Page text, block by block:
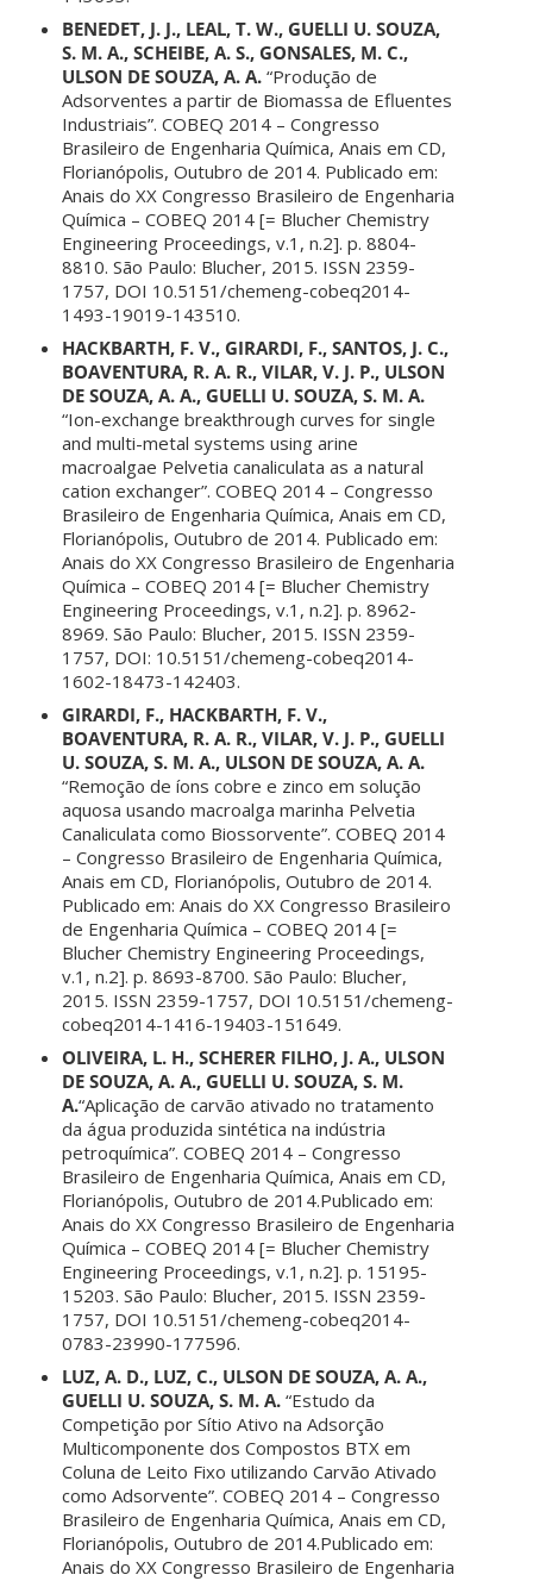
BENEDET, J. J., LEAL, T. W., GUELLI U. SOUZA,
S. M. A., SCHEIBE, A. S., GONSALES, M. C.,
ULSON DE SOUZA, A. A. “Produção de
Adsorventes a partir de Biomassa de Efluentes
Industriais”. COBEQ 2014 – Congresso
Brasileiro de Engenharia Química, Anais em CD,
Florianópolis, Outubro de 2014. Publicado em:
Anais do XX Congresso Brasileiro de Engenharia
Química – COBEQ 2014 [= Blucher Chemistry
Engineering Proceedings, v.1, n.2]. p. 8804-
8810. São Paulo: Blucher, 2015. ISSN 2359-
1757, DOI 10.5151/chemeng-cobeq2014-
1493-19019-143510.
HACKBARTH, F. V., GIRARDI, F., SANTOS, J. C.,
BOAVENTURA, R. A. R., VILAR, V. J. P., ULSON
DE SOUZA, A. A., GUELLI U. SOUZA, S. M. A.
“Ion-exchange breakthrough curves for single
and multi-metal systems using arine
macroalgae Pelvetia canaliculata as a natural
cation exchanger”. COBEQ 2014 – Congresso
Brasileiro de Engenharia Química, Anais em CD,
Florianópolis, Outubro de 2014. Publicado em:
Anais do XX Congresso Brasileiro de Engenharia
Química – COBEQ 2014 [= Blucher Chemistry
Engineering Proceedings, v.1, n.2]. p. 8962-
8969. São Paulo: Blucher, 2015. ISSN 2359-
1757, DOI: 10.5151/chemeng-cobeq2014-
1602-18473-142403.
GIRARDI, F., HACKBARTH, F. V.,
BOAVENTURA, R. A. R., VILAR, V. J. P., GUELLI
U. SOUZA, S. M. A., ULSON DE SOUZA, A. A.
“Remoção de íons cobre e zinco em solução
aquosa usando macroalga marinha Pelvetia
Canaliculata como Biossorvente”. COBEQ 2014
– Congresso Brasileiro de Engenharia Química,
Anais em CD, Florianópolis, Outubro de 2014.
Publicado em: Anais do XX Congresso Brasileiro
de Engenharia Química – COBEQ 2014 [=
Blucher Chemistry Engineering Proceedings,
v.1, n.2]. p. 8693-8700. São Paulo: Blucher,
2015. ISSN 2359-1757, DOI 10.5151/chemeng-
cobeq2014-1416-19403-151649.
OLIVEIRA, L. H., SCHERER FILHO, J. A., ULSON
DE SOUZA, A. A., GUELLI U. SOUZA, S. M.
A.“Aplicação de carvão ativado no tratamento
da água produzida sintética na indústria
petroquímica”. COBEQ 2014 – Congresso
Brasileiro de Engenharia Química, Anais em CD,
Florianópolis, Outubro de 2014.Publicado em:
Anais do XX Congresso Brasileiro de Engenharia
Química – COBEQ 2014 [= Blucher Chemistry
Engineering Proceedings, v.1, n.2]. p. 15195-
15203. São Paulo: Blucher, 2015. ISSN 2359-
1757, DOI 10.5151/chemeng-cobeq2014-
0783-23990-177596.
LUZ, A. D., LUZ, C., ULSON DE SOUZA, A. A.,
GUELLI U. SOUZA, S. M. A. “Estudo da
Competição por Sítio Ativo na Adsorção
Multicomponente dos Compostos BTX em
Coluna de Leito Fixo utilizando Carvão Ativado
como Adsorvente”. COBEQ 2014 – Congresso
Brasileiro de Engenharia Química, Anais em CD,
Florianópolis, Outubro de 2014.Publicado em:
Anais do XX Congresso Brasileiro de Engenharia